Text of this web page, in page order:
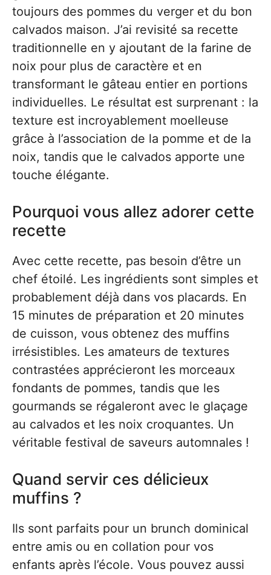
toujours des pommes du verger et du bon
calvados maison. J’ai revisité sa recette
traditionnelle en y ajoutant de la farine de
noix pour plus de caractère et en
transformant le gâteau entier en portions
individuelles. Le résultat est surprenant : la
texture est incroyablement moelleuse
grâce à l’association de la pomme et de la
noix, tandis que le calvados apporte une
touche élégante.
Pourquoi vous allez adorer cette
recette
Avec cette recette, pas besoin d’être un
chef étoilé. Les ingrédients sont simples et
probablement déjà dans vos placards. En
15 minutes de préparation et 20 minutes
de cuisson, vous obtenez des muffins
irrésistibles. Les amateurs de textures
contrastées apprécieront les morceaux
fondants de pommes, tandis que les
gourmands se régaleront avec le glaçage
au calvados et les noix croquantes. Un
véritable festival de saveurs automnales !
Quand servir ces délicieux
muffins ?
Ils sont parfaits pour un brunch dominical
entre amis ou en collation pour vos
enfants après l’école. Vous pouvez aussi